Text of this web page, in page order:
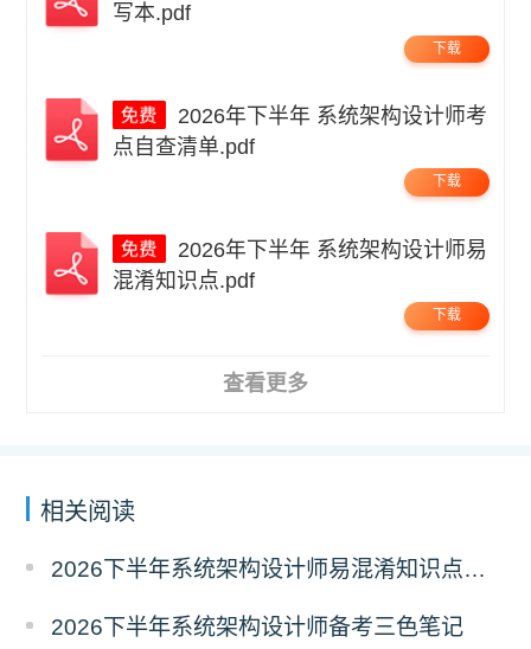
写本.pdf
下载
点自查清单.pdf
下载
混淆知识点.pdf
下载
查看更多
相关阅读
2026下半年系统架构设计师易混淆知识点资料
2026下半年系统架构设计师备考三色笔记